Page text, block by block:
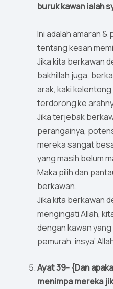
buruk kawan ialah
Ini adalah amaran &
tentang kesan
Jika kita berkawan
bakhillah juga,
arak, kaki
terdorong ke
Jika terjebak
perangainya,
mereka sangat
yang masih belum
Maka pilih dan
berkawan.
Jika kita berkawan
mengingati Allah,
dengan kawan
pemurah, insya’
Ayat 39- {Dan
menimpa mereka